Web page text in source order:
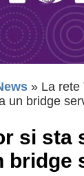
» La rete
un bridge
si sta
bridge